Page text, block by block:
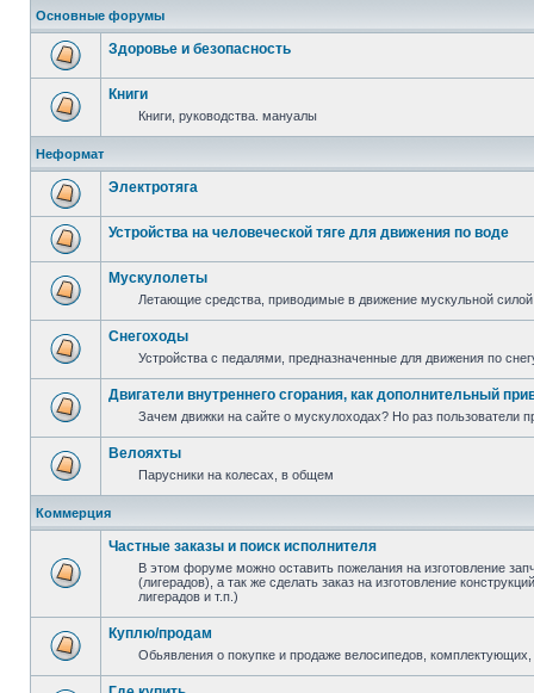
Основные форумы
Здоровье и безопасность
Книги
Книги, руководства. мануалы
Неформат
Электротяга
Устройства на человеческой тяге для движения по воде
Мускулолеты
Летающие средства, приводимые в движение мускульной силой
Снегоходы
Устройства с педалями, предназначенные для движения по
Двигатели внутреннего сгорания, как дополнительный
Зачем движки на сайте о мускулоходах? Но раз пользователи
Велояхты
Парусники на колесах, в общем
Коммерция
Частные заказы и поиск исполнителя
В этом форуме можно оставить пожелания на изготовление
(лигерадов), а так же сделать заказ на изготовление
лигерадов и т.п.)
Куплю/продам
Обьявления о покупке и продаже велосипедов,